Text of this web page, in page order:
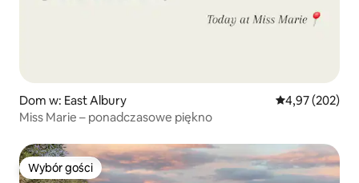
Dom w: East Albury Średnia
4,97 (202)
Miss Marie – ponadczasowe piękno
Wybór gości
Wybór gości